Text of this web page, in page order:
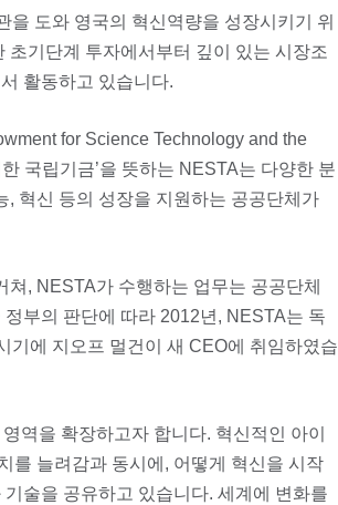
을 도와 영국의 혁신역량을 성장시키기 위
기단계 투자에서부터 깊이 있는 시장조
활동하고 있습니다.
for Science Technology and the
국립기금’을 뜻하는 NESTA는 다양한 분
, 혁신 등의 성장을 지원하는 공공단체가
, NESTA가 수행하는 업무는 공공단체
부의 판단에 따라 2012년, NESTA는 독
기에 지오프 멀건이 새 CEO에 취임하였습
역을 확장하고자 합니다. 혁신적인 아이
를 늘려감과 동시에, 어떻게 혁신을 시작
술을 공유하고 있습니다. 세계에 변화를